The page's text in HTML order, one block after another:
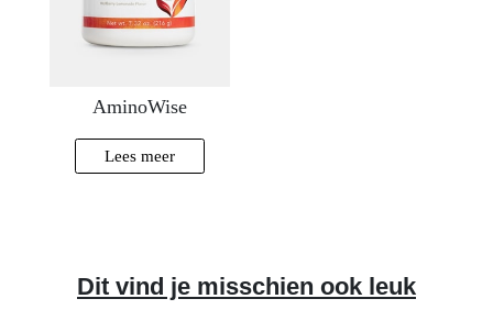
AminoWise
Lees meer
Dit vind je misschien ook leuk